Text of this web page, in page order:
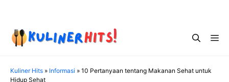
content
Kuliner Hits » Informasi » 10 Pertanyaan tentang Makanan Sehat untuk
Hidup Sehat